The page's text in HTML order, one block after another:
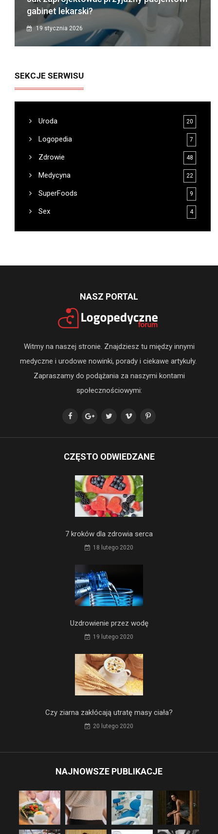
gabinet lekarski?
19 stycznia 2026
SEKCJE SERWISU
Uroda 20
Logopedia 7
Zdrowie 48
Medycyna 22
SuperFoods 9
Sex 4
NASZ PORTAL
Witmy na naszej stronie. Znajdziesz tu między innymi
medyczne i urodowe nowinki, porady i ciekawe artykuły.
Zapraszamy do podążania za naszymi kontami
społecznościowymi:
CZĘSTO ODWIEDZANE
7 kroków dla zdrowia serca
18 lutego 2020
Uzdrowienie przez wodę
19 lutego 2020
Czy ziarna zakłócają utratę masy ciała?
20 lutego 2020
NAJNOWSZE PUBLIKACJE